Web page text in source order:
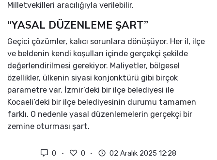
Milletvekilleri aracılığıyla verilebilir.
“YASAL DÜZENLEME ŞART”
Geçici çözümler, kalıcı sorunlara dönüşüyor. Her il, ilçe
ve beldenin kendi koşulları içinde gerçekçi şekilde
değerlendirilmesi gerekiyor. Maliyetler, bölgesel
özellikler, ülkenin siyasi konjonktürü gibi birçok
parametre var. İzmir’deki bir ilçe belediyesi ile
Kocaeli’deki bir ilçe belediyesinin durumu tamamen
farklı. O nedenle yasal düzenlemelerin gerçekçi bir
zemine oturması şart.
0 0 02 Aralık 2025 12:28